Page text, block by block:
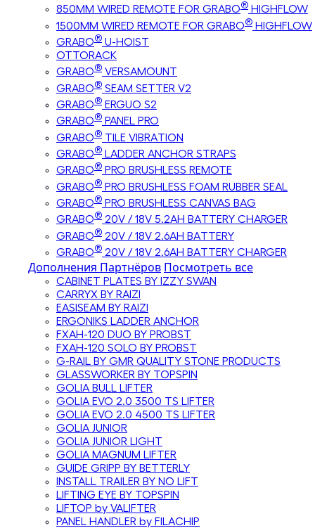
850MM WIRED REMOTE FOR GRABO® HIGHFLOW
1500MM WIRED REMOTE FOR GRABO® HIGHFLOW
GRABO® U-HOIST
OTTORACK
GRABO® VERSAMOUNT
GRABO® SEAM SETTER V2
GRABO® ERGUO S2
GRABO® PANEL PRO
GRABO® TILE VIBRATION
GRABO® LADDER ANCHOR STRAPS
GRABO® PRO BRUSHLESS REMOTE
GRABO® PRO BRUSHLESS FOAM RUBBER SEAL
GRABO® PRO BRUSHLESS CANVAS BAG
GRABO® 20V / 18V 5.2AH BATTERY CHARGER
GRABO® 20V / 18V 2.6AH BATTERY
GRABO® 20V / 18V 2.6AH BATTERY CHARGER
Дополнения Партнёров Посмотреть все
CABINET PLATES BY IZZY SWAN
CARRYX BY RAIZI
EASISEAM BY RAIZI
ERGONIKS LADDER ANCHOR
FXAH-120 DUO BY PROBST
FXAH-120 SOLO BY PROBST
G-RAIL BY GMR QUALITY STONE PRODUCTS
GLASSWORKER BY TOPSPIN
GOLIA BULL LIFTER
GOLIA EVO 2.0 3500 TS LIFTER
GOLIA EVO 2.0 4500 TS LIFTER
GOLIA JUNIOR
GOLIA JUNIOR LIGHT
GOLIA MAGNUM LIFTER
GUIDE GRIPP BY BETTERLY
INSTALL TRAILER BY NO LIFT
LIFTING EYE BY TOPSPIN
LIFTOP by VALIFTER
PANEL HANDLER by FILACHIP